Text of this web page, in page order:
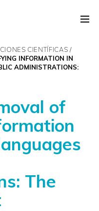
CIENTÍFICAS
INFORMATION IN
ADMINISTRATIONS:
of
The